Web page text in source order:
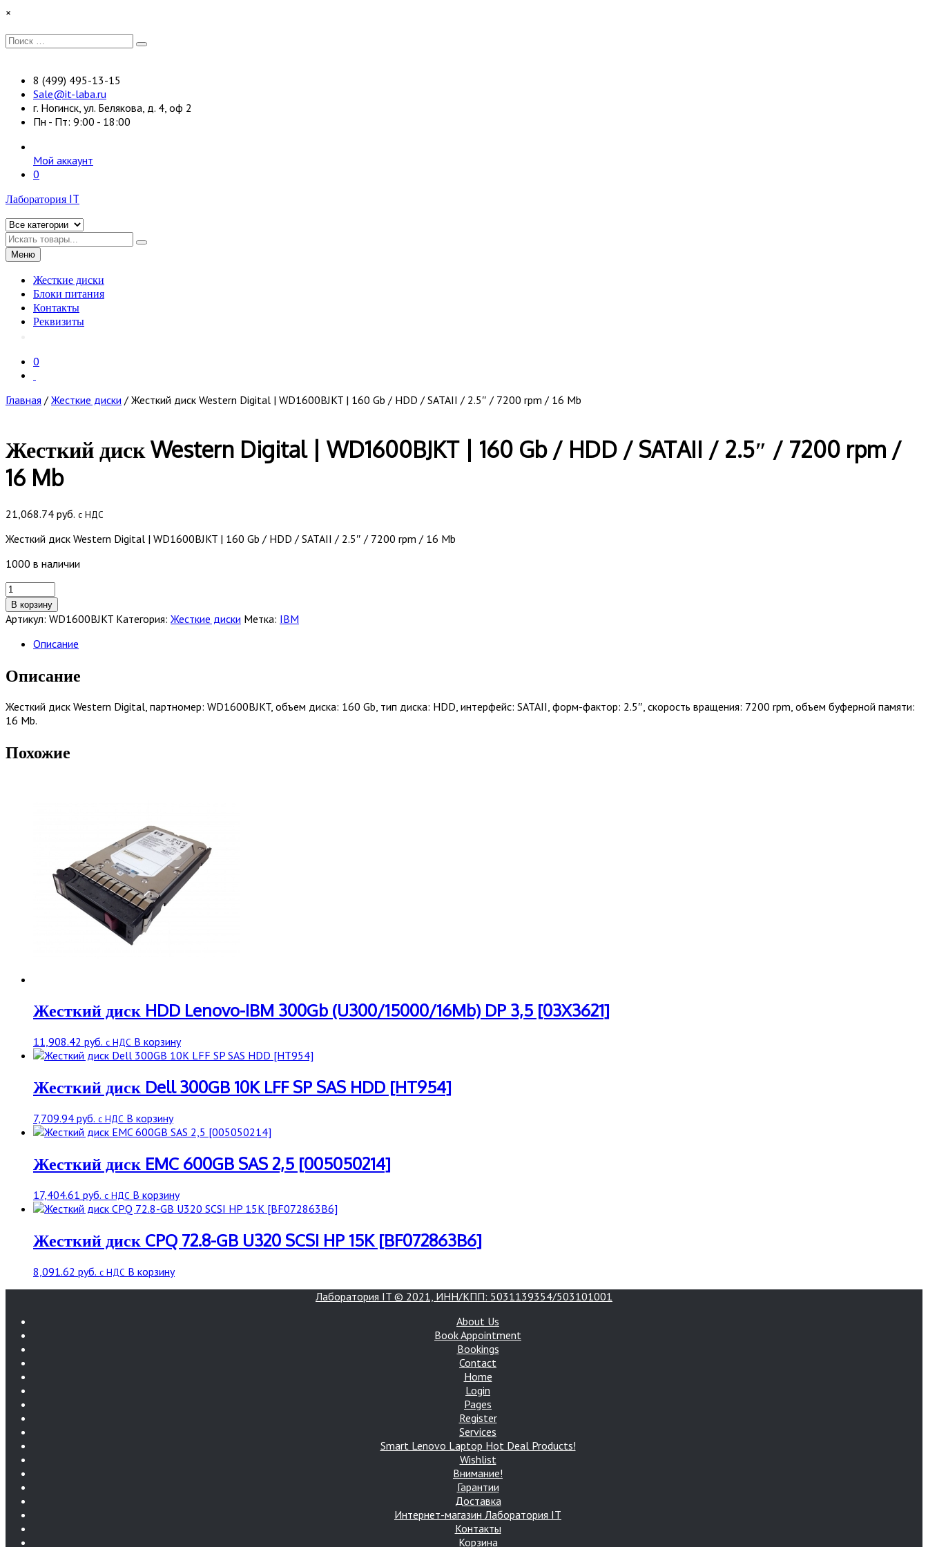
Перейти
содержимому
×
Искать:
Поиск
8 (499) 495-13-15
Sale@it-laba.ru
г. Ногинск, ул. Белякова, д. 4, оф 2
Пн - Пт: 9:00 - 18:00
Мой аккаунт
0
Лаборатория IT
Искать
Меню
Жесткие диски
Блоки питания
Контакты
Реквизиты
0
Главная / Жесткие диски / Жесткий диск Western Digital | WD1600BJKT | 160 Gb / HDD / SATAII / 2.5″ / 7200 rpm / 16 Mb
Жесткий диск Western Digital | WD1600BJKT | 160 Gb / HDD / SATAII / 2.5″ / 7200 rpm /
16 Mb
21,068.74 руб. с НДС
Жесткий диск Western Digital | WD1600BJKT | 160 Gb / HDD / SATAII / 2.5″ / 7200 rpm / 16 Mb
1000 в наличии
Количество
товара
Жесткий
диск
Western
|
WD1600BJKT
160
Gb
HDD
В корзину
Артикул: WD1600BJKT Категория: Жесткие диски Метка: IBM
Описание
Описание
Жесткий диск Western Digital, партномер: WD1600BJKT, объем диска: 160 Gb, тип диска: HDD, интерфейс: SATAII, форм-фактор: 2.5″, скорость вращения: 7200 rpm, объем буферной памяти:
16 Mb.
Похожие
Жесткий диск HDD Lenovo-IBM 300Gb (U300/15000/16Mb) DP 3,5 [03X3621]
11,908.42 руб. с НДС В корзину
Жесткий диск Dell 300GB 10K LFF SP SAS HDD [HT954]
7,709.94 руб. с НДС В корзину
Жесткий диск EMC 600GB SAS 2,5 [005050214]
17,404.61 руб. с НДС В корзину
Жесткий диск CPQ 72.8-GB U320 SCSI HP 15K [BF072863B6]
8,091.62 руб. с НДС В корзину
Лаборатория IT © 2021, ИНН/КПП: 5031139354/503101001
About Us
Book Appointment
Bookings
Contact
Home
Login
Pages
Register
Services
Smart Lenovo Laptop Hot Deal Products!
Wishlist
Внимание!
Гарантии
Доставка
Интернет-магазин Лаборатория IT
Контакты
Корзина